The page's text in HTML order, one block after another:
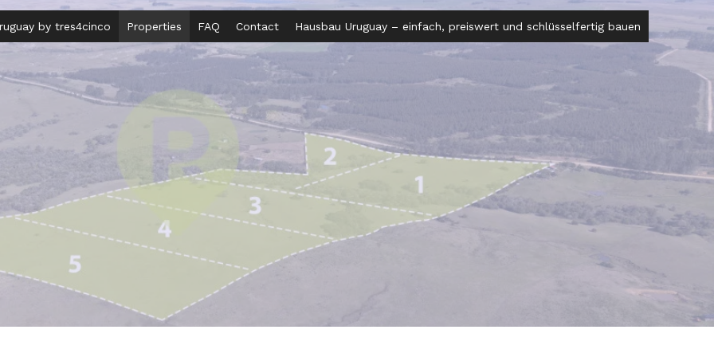
by tres4cinco Properties FAQ Contact Hausbau Uruguay – einfach, preiswert und schlüsselfertig bauen